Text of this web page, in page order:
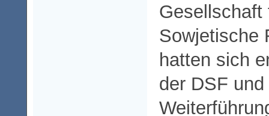
Gesellschaft
Sowjetische
hatten sich
der DSF